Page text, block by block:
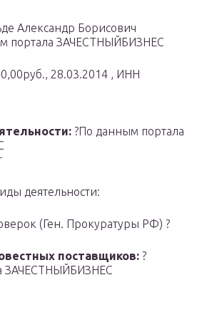
Александр Борисович
портала ЗАЧЕСТНЫЙБИЗНЕС
28.03.2014 , ИНН
?По данным портала
деятельности:
(Ген. Прокуратуры РФ) ?
поставщиков: ?
ЗАЧЕСТНЫЙБИЗНЕС